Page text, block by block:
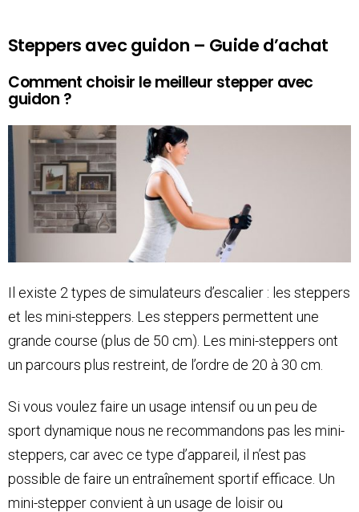
Steppers avec guidon – Guide d’achat
Comment choisir le meilleur stepper avec
guidon ?
Il existe 2 types de simulateurs d’escalier : les steppers
et les mini-steppers. Les steppers permettent une
grande course (plus de 50 cm). Les mini-steppers ont
un parcours plus restreint, de l’ordre de 20 à 30 cm.
Si vous voulez faire un usage intensif ou un peu de
sport dynamique nous ne recommandons pas les mini-
steppers, car avec ce type d’appareil, il n’est pas
possible de faire un entraînement sportif efficace. Un
mini-stepper convient à un usage de loisir ou